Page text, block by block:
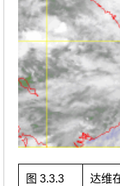
图 3.3.3
达维